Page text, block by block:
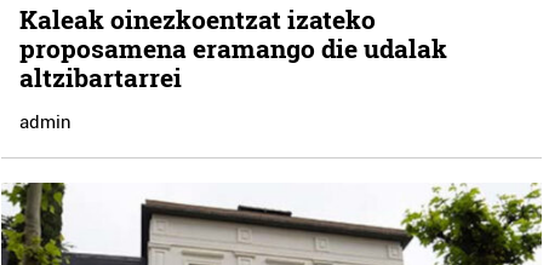
Kaleak oinezkoentzat izateko
proposamena eramango die udalak
altzibartarrei
admin